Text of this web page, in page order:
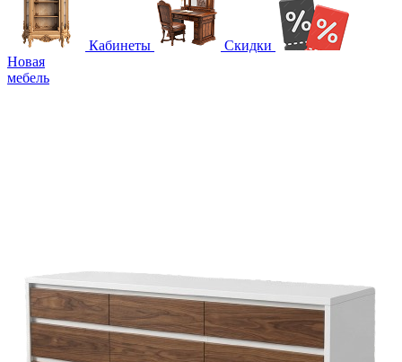
Кабинеты
Скидки
Новая
мебель